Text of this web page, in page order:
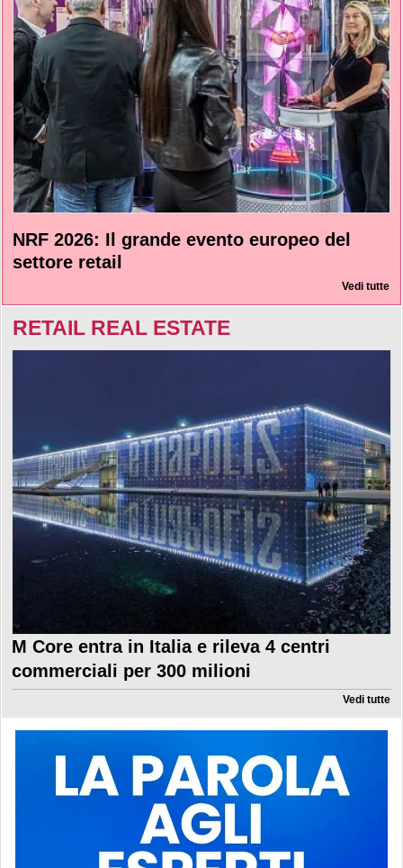
NRF 2026: Il grande evento europeo del
settore retail
Vedi tutte
RETAIL REAL ESTATE
M Core entra in Italia e rileva 4 centri
commerciali per 300 milioni
Vedi tutte